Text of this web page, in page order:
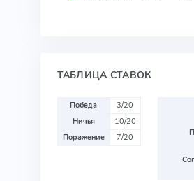
ТАБЛИЦА СТАВОК
Победа
3/20
Ничья
10/20
Поражение
7/20